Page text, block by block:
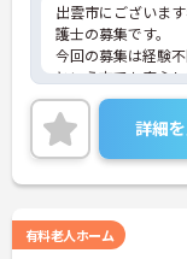
出雲市にございま
護士の募集です。
今回の募集は経験
という方でも安心
います！
残業少なめなので
す！
ご興味ある方には
詳細をお話しいた
詳細
有料老人ホーム